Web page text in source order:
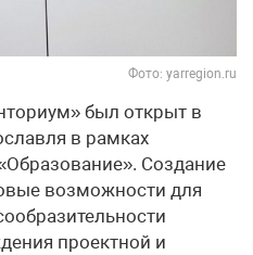
Фото: yarregion.ru
был открыт в
в рамках
Создание
возможности для
проектной и